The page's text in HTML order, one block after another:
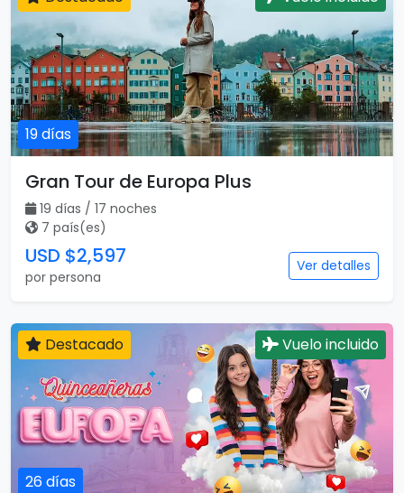
19 días
Gran Tour de Europa Plus
19 días / 17 noches
7 país(es)
USD $2,597
por persona
Ver detalles
26 días
Destacado Vuelo incluido